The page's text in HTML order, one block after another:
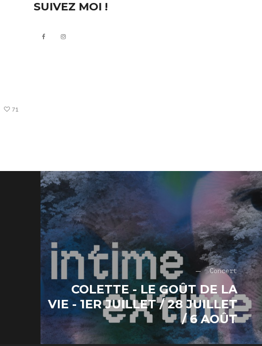
71
SUIVEZ MOI !
Concert
COLETTE - LE GOÛT DE LA
VIE - 1ER JUILLET / 28 JUILLET
/ 6 AOÛT